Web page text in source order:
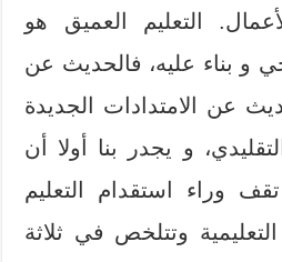
التعليم العميق هو
و بناء عليه، فالحديث عن
عن الامتدادات الجديدة
و يجدر بنا أولا أن
وراء استقدام التعليم
وتتلخص في ثلاثة